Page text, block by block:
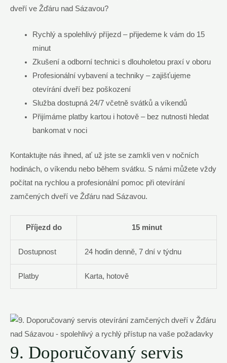
dveří ve Žďáru nad Sázavou?
Rychlý a spolehlivý příjezd – přijedeme k vám do 15
minut
Zkušení a odborní technici s dlouholetou praxí v oboru
Profesionální vybavení a techniky – zajišťujeme
otevírání dveří bez poškození
Služba dostupná 24/7 včetně svátků a víkendů
Přijímáme platby kartou i hotově – bez nutnosti hledat
bankomat v noci
Kontaktujte nás ihned, ať už jste se zamkli ven v nočních
hodinách, o víkendu nebo během svátku. S námi můžete vždy
počítat na rychlou a profesionální pomoc při otevírání
zamčených dveří ve Žďáru nad Sázavou.
Příjezd do 15 minut
Dostupnost 24 hodin denně, 7 dní v týdnu
Platby Karta, hotově
9. Doporučovaný servis